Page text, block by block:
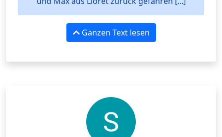
Ganzen Text lesen